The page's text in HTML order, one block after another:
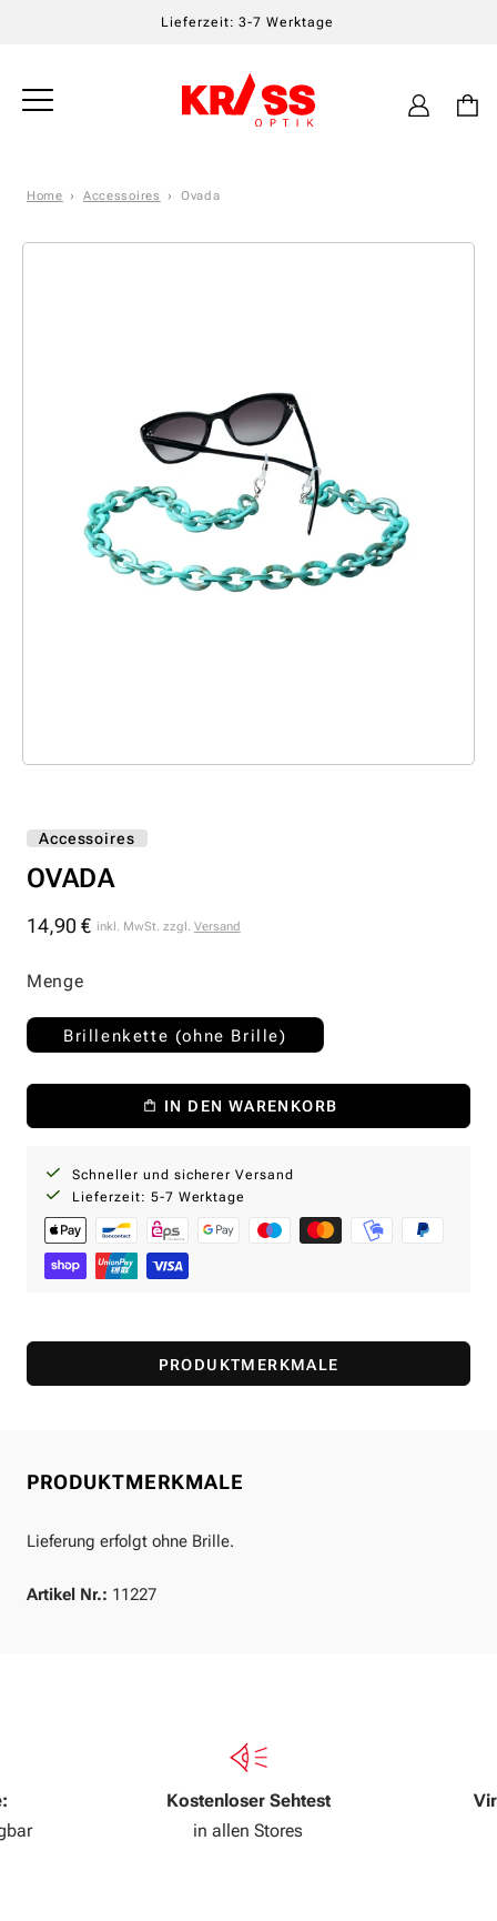
Lieferzeit: 3-7 Werktage
Einloggen
Home Accessoires Ovada
Accessoires
OVADA
Normaler
14,90 € inkl. MwSt. zzgl. Versand
Menge
Brillenkette (ohne Brille)
IN DEN WARENKORB
Schneller und sicherer Versand
Lieferzeit: 5-7 Werktage
PRODUKTMERKMALE
PRODUKTMERKMALE
Lieferung erfolgt ohne Brille.
Artikel Nr.: 11227
Kostenloser Sehtest
in allen Stores